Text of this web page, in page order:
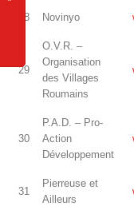
28 Novinyo
29
O.V.R. –
Organisation
des Villages
Roumains
30
P.A.D. – Pro-
Action
Développement
31
Pierreuse et
Ailleurs